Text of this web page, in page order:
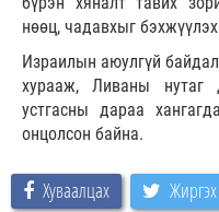
нөөц, чадавхыг
Израилын аюулгүй
хурааж, Ливаны нутаг
устгасны дараа
онцолсон байна.
Хуваалцах Жиргэх